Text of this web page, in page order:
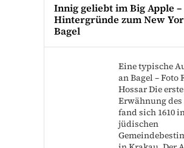
Innig geliebt im Big Apple –
Hintergründe zum New
Bagel
Eine typische
an Bagel – Foto
Hossar Die erste
Erwähnung des
fand sich 1610
jüdischen